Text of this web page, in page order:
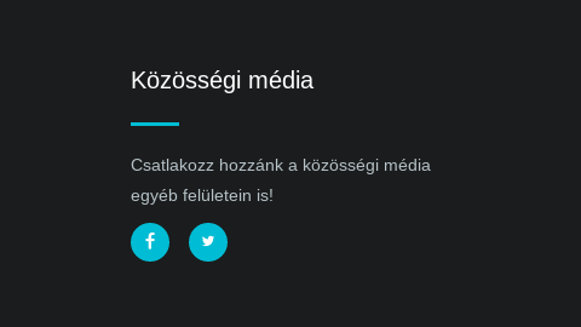
Közösségi média
Csatlakozz hozzánk a közösségi média
egyéb felületein is!